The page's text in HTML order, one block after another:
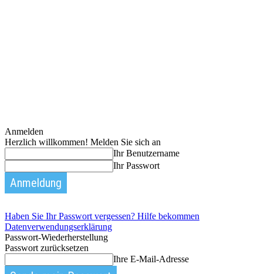
Anmelden
Herzlich willkommen! Melden Sie sich an
Ihr Benutzername
Ihr Passwort
Haben Sie Ihr Passwort vergessen? Hilfe bekommen
Datenverwendungserklärung
Passwort-Wiederherstellung
Passwort zurücksetzen
Ihre E-Mail-Adresse